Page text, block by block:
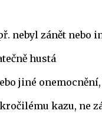
nebyl zánět nebo
hustá
jiné
kazu, ne